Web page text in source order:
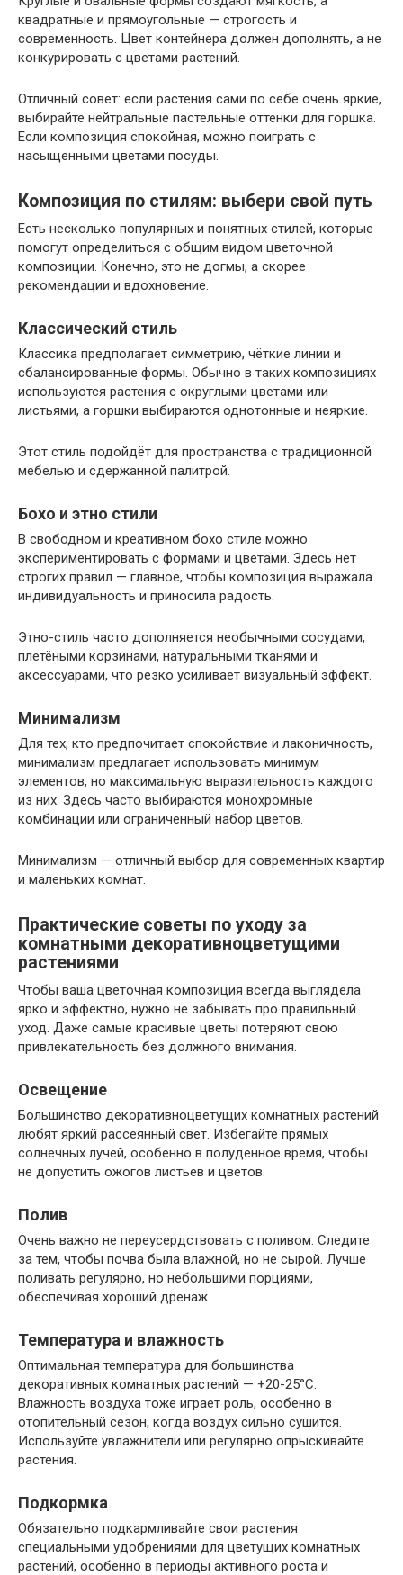
квадратные и прямоугольные — строгость и
современность. Цвет контейнера должен дополнять, а не
конкурировать с цветами растений.
Отличный совет: если растения сами по себе очень яркие,
выбирайте нейтральные пастельные оттенки для горшка.
Если композиция спокойная, можно поиграть с
насыщенными цветами посуды.
Композиция по стилям: выбери свой путь
Есть несколько популярных и понятных стилей, которые
помогут определиться с общим видом цветочной
композиции. Конечно, это не догмы, а скорее
рекомендации и вдохновение.
Классический стиль
Классика предполагает симметрию, чёткие линии и
сбалансированные формы. Обычно в таких композициях
используются растения с округлыми цветами или
листьями, а горшки выбираются однотонные и неяркие.
Этот стиль подойдёт для пространства с традиционной
мебелью и сдержанной палитрой.
Бохо и этно стили
В свободном и креативном бохо стиле можно
экспериментировать с формами и цветами. Здесь нет
строгих правил — главное, чтобы композиция выражала
индивидуальность и приносила радость.
Этно-стиль часто дополняется необычными сосудами,
плетёными корзинами, натуральными тканями и
аксессуарами, что резко усиливает визуальный эффект.
Минимализм
Для тех, кто предпочитает спокойствие и лаконичность,
минимализм предлагает использовать минимум
элементов, но максимальную выразительность каждого
из них. Здесь часто выбираются монохромные
комбинации или ограниченный набор цветов.
Минимализм — отличный выбор для современных квартир
и маленьких комнат.
Практические советы по уходу за
комнатными декоративноцветущими
растениями
Чтобы ваша цветочная композиция всегда выглядела
ярко и эффектно, нужно не забывать про правильный
уход. Даже самые красивые цветы потеряют свою
привлекательность без должного внимания.
Освещение
Большинство декоративноцветущих комнатных растений
любят яркий рассеянный свет. Избегайте прямых
солнечных лучей, особенно в полуденное время, чтобы
не допустить ожогов листьев и цветов.
Полив
Очень важно не переусердствовать с поливом. Следите
за тем, чтобы почва была влажной, но не сырой. Лучше
поливать регулярно, но небольшими порциями,
обеспечивая хороший дренаж.
Температура и влажность
Оптимальная температура для большинства
декоративных комнатных растений — +20-25°С.
Влажность воздуха тоже играет роль, особенно в
отопительный сезон, когда воздух сильно сушится.
Используйте увлажнители или регулярно опрыскивайте
растения.
Подкормка
Обязательно подкармливайте свои растения
специальными удобрениями для цветущих комнатных
растений, особенно в периоды активного роста и